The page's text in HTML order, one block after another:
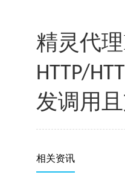
精灵代
HTTP/
发调用
相关资讯